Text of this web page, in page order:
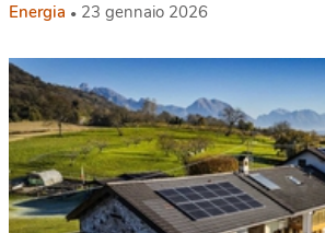
Energia 23 gennaio 2026